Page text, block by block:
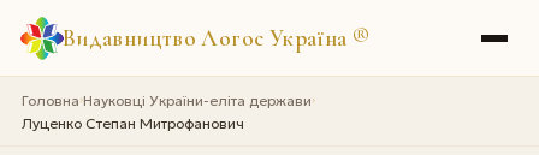
Видавництво Логос Україна ®
Головна›Науковці України-еліта держави›
Луценко Степан Митрофанович